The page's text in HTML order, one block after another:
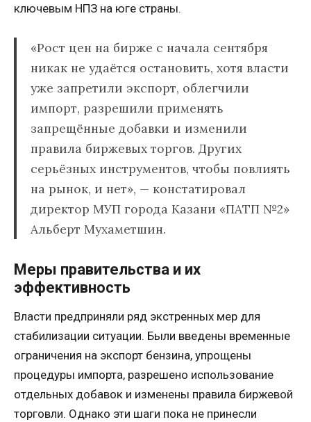
ключевым НПЗ на юге страны.
«Рост цен на бирже с начала сентября
никак не удаётся остановить, хотя власти
уже запретили экспорт, облегчили
импорт, разрешили применять
запрещённые добавки и изменили
правила биржевых торгов. Других
серьёзных инструментов, чтобы повлиять
на рынок, и нет», — констатировал
директор МУП города Казани «ПАТП №2»
Альберт Мухаметшин.
Меры правительства и их
эффективность
Власти предприняли ряд экстренных мер для
стабилизации ситуации. Были введены временные
ограничения на экспорт бензина, упрощены
процедуры импорта, разрешено использование
отдельных добавок и изменены правила биржевой
торговли. Однако эти шаги пока не принесли